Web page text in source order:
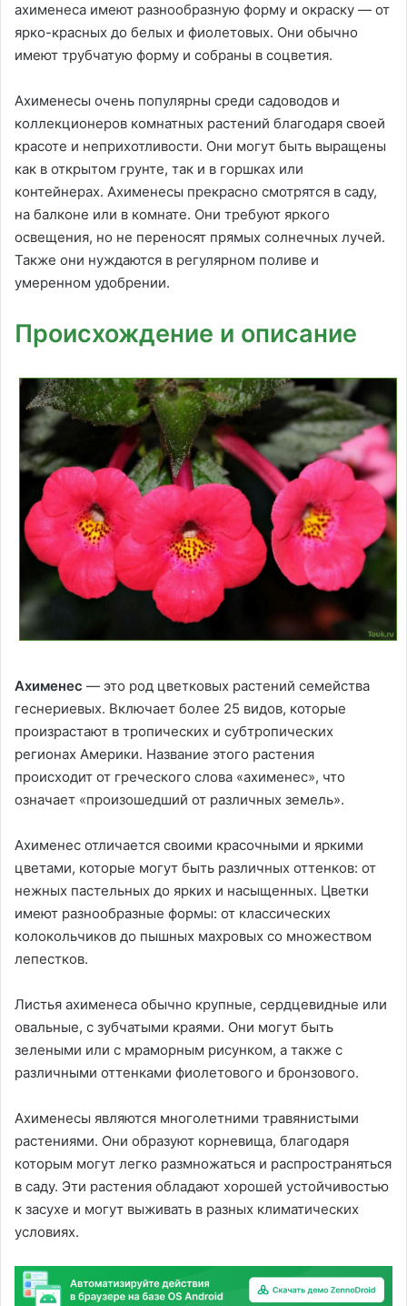
ахименеса имеют разнообразную форму и окраску — от
ярко-красных до белых и фиолетовых. Они обычно
имеют трубчатую форму и собраны в соцветия.
Ахименесы очень популярны среди садоводов и
коллекционеров комнатных растений благодаря своей
красоте и неприхотливости. Они могут быть выращены
как в открытом грунте, так и в горшках или
контейнерах. Ахименесы прекрасно смотрятся в саду,
на балконе или в комнате. Они требуют яркого
освещения, но не переносят прямых солнечных лучей.
Также они нуждаются в регулярном поливе и
умеренном удобрении.
Происхождение и описание
Ахименес — это род цветковых растений семейства
геснериевых. Включает более 25 видов, которые
произрастают в тропических и субтропических
регионах Америки. Название этого растения
происходит от греческого слова «ахименес», что
означает «произошедший от различных земель».
Ахименес отличается своими красочными и яркими
цветами, которые могут быть различных оттенков: от
нежных пастельных до ярких и насыщенных. Цветки
имеют разнообразные формы: от классических
колокольчиков до пышных махровых со множеством
лепестков.
Листья ахименеса обычно крупные, сердцевидные или
овальные, с зубчатыми краями. Они могут быть
зелеными или с мраморным рисунком, а также с
различными оттенками фиолетового и бронзового.
Ахименесы являются многолетними травянистыми
растениями. Они образуют корневища, благодаря
которым могут легко размножаться и распространяться
в саду. Эти растения обладают хорошей устойчивостью
к засухе и могут выживать в разных климатических
условиях.